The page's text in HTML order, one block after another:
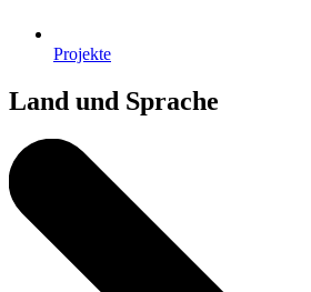
Projekte
Land und Sprache